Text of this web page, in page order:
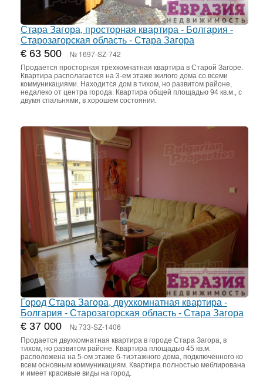
Стара Загора, просторная квартира - Болгария -
Старозагорская область - Стара Загора
€ 63 500 № 1697-SZ-742
Продается просторная трехкомнатная квартира в Старой Загоре.
Квартира располагается на 3-ем этаже жилого дома со всеми
коммуникациями. Находится дом в тихом, но развитом районе,
недалеко от центра города. Квартира общей площадью 94 кв.м., с
двумя спальнями, в хорошем состоянии.
Город Стара Загора, двухкомнатная квартира -
Болгария - Старозагорская область - Стара Загора
€ 37 000 № 733-SZ-1406
Продается двухкомнатная квартира в городе Стара Загора, в
тихом, но развитом районе. Квартира площадью 45 кв.м.
расположена на 5-ом этаже 6-тиэтажного дома, подключенного ко
всем основным коммуникациям. Квартира полностью меблирована
и имеет красивые виды на город.